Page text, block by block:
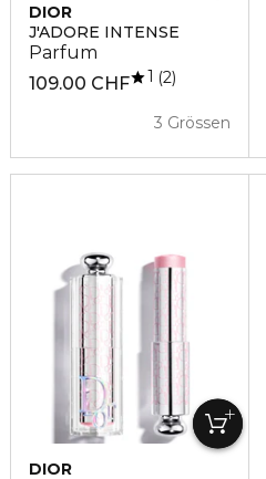
DIOR
J'ADORE INTENSE
Parfum
109.00 CHF
3 Grössen
1 2
DIOR